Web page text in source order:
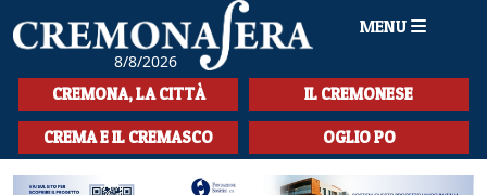
8/8/2026
MENU
HOME
CRONACA
SPORT
CREMONA, LA CITTÀ IL CREMONESE
CREMA E IL CREMASCO OGLIO PO